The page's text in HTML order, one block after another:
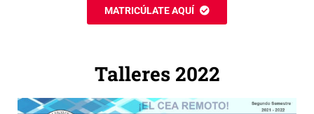
MATRICÚLATE AQUÍ
Talleres 2022